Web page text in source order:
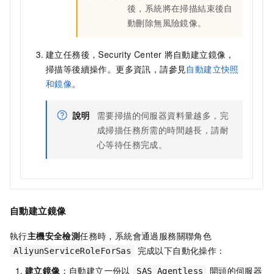
後，系統將在掃描結束後自
動刪除無風險鏡像。
建立任務後，Security Center 將自動建立鏡像，
掃描等後續操作。更多資訊，請參見自動建立快照
和鏡像。
說明
需要掃描的伺服器資料量越多，完
成掃描任務所需的時間越長，請耐
心等待任務完成。
自動建立鏡像
執行主機安全檢測任務時，系統會通過服務關聯角色
AliyunServiceRoleForSas
完成以下自動化操作：
建立鏡像 ：自動建立一份以 SAS_Agentless 開頭的伺服器